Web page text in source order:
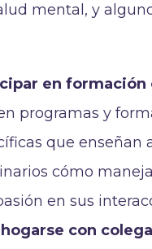
mental, y
en formación
programas y
que enseñan
cómo
en sus
con